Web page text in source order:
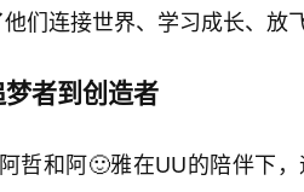
们连接世界、学习成长、放
者到创造者
哲和阿🙂雅在UU的陪伴下